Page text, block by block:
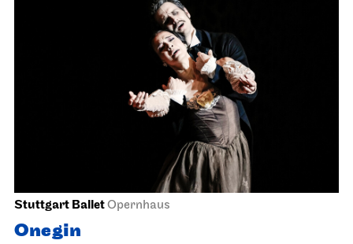
Stuttgart BalletOpernhaus
Onegin